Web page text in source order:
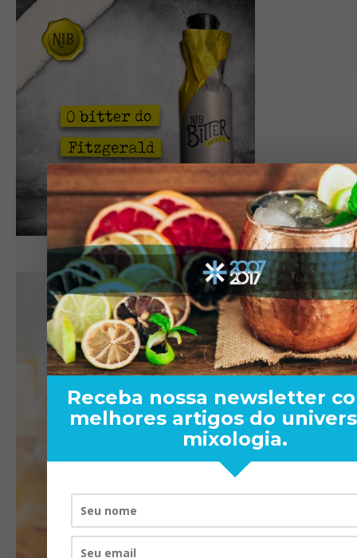
Receba nossa newsletter
melhores artigos do
mixologia.